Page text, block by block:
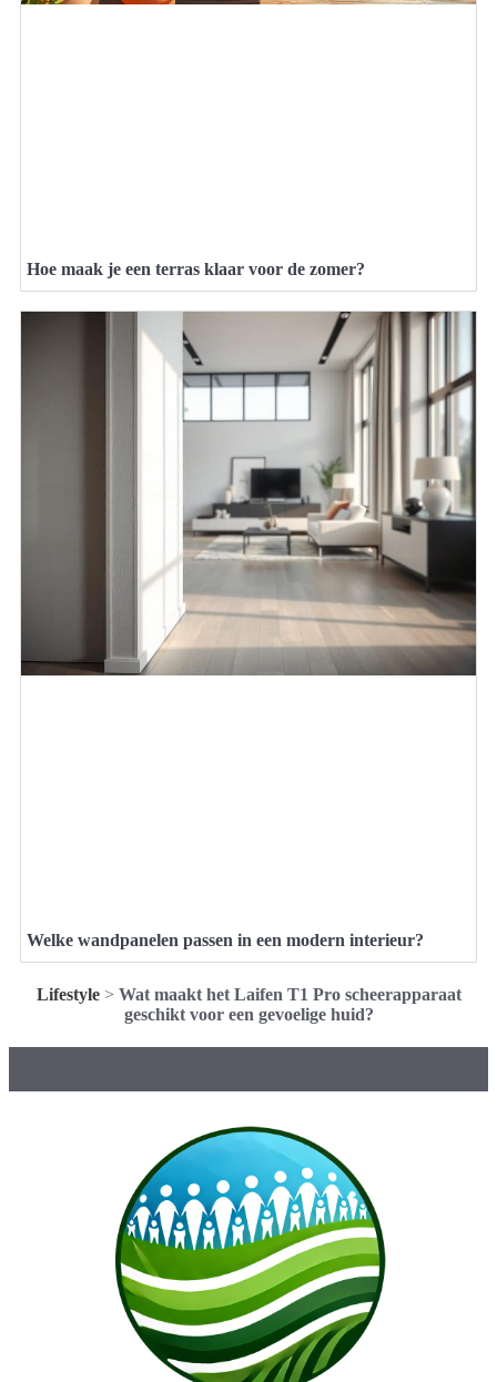
Hoe maak je een terras klaar voor de zomer?
Welke wandpanelen passen in een modern interieur?
Lifestyle> Wat maakt het Laifen T1 Pro scheerapparaat
geschikt voor een gevoelige huid?